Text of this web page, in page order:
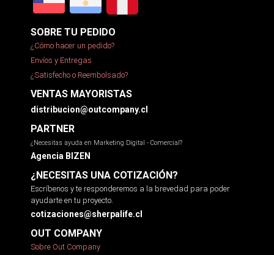
SOBRE TU PEDIDO
¿Cómo hacer un pedido?
Envíos y Entregas
¿Satisfecho o Reembolsado?
VENTAS MAYORISTAS
distribucion@outcompany.cl
PARTNER
¿Necesitas ayuda en Marketing Digital - Comercial?
Agencia BIZEN
¿NECESITAS UNA COTIZACIÓN?
Escríbenos y te responderemos a la brevedad para poder
ayudarte en tu proyecto.
cotizaciones@sherpalife.cl
OUT COMPANY
Sobre Out Company